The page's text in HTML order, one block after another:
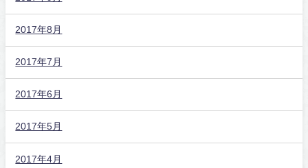
2017年8月
2017年7月
2017年6月
2017年5月
2017年4月